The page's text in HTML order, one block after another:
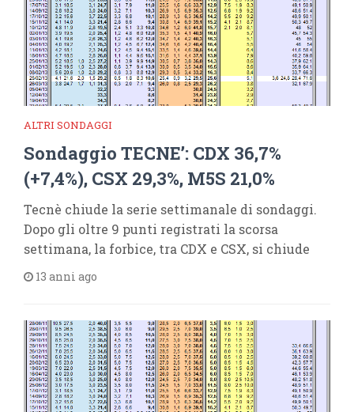
ALTRI SONDAGGI
Sondaggio TECNE’: CDX 36,7%
(+7,4%), CSX 29,3%, M5S 21,0%
Tecnè chiude la serie settimanale di sondaggi.
Dopo gli oltre 9 punti registrati la scorsa
settimana, la forbice, tra CDX e CSX, si chiude
13 anni ago